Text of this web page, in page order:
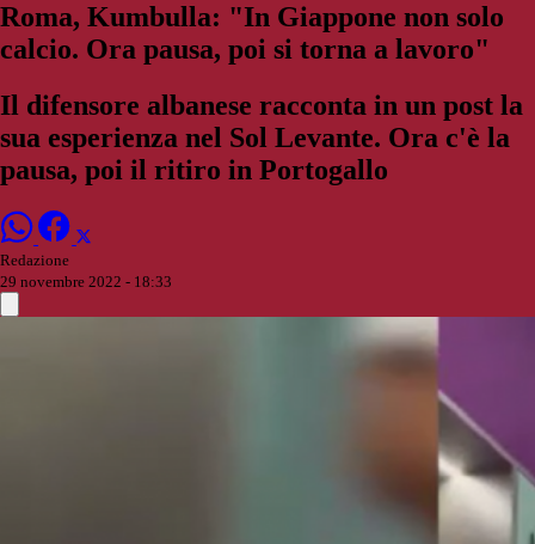
Roma, Kumbulla: "In Giappone non solo
calcio. Ora pausa, poi si torna a lavoro"
Il difensore albanese racconta in un post la
sua esperienza nel Sol Levante. Ora c'è la
pausa, poi il ritiro in Portogallo
Redazione
29 novembre 2022 - 18:33